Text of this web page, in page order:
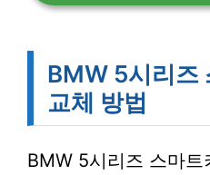
BMW 5시리즈
교체 방법
BMW 5시리즈 스마트